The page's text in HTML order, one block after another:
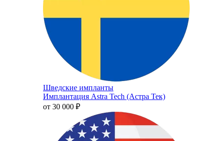
Шведские импланты
Имплантация Astra Tech (Астра Тек)
от 30 000 ₽